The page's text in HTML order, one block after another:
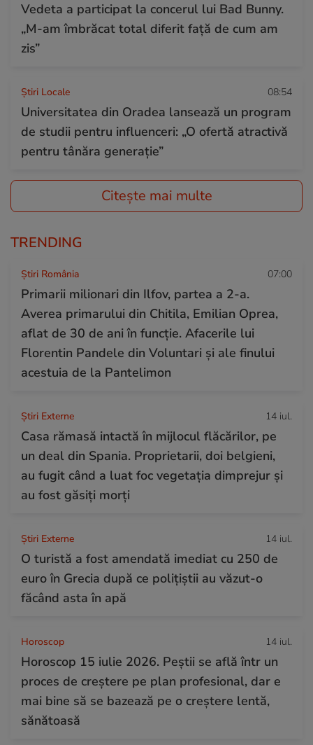
Vedeta a participat la concerul lui Bad Bunny.
„M-am îmbrăcat total diferit față de cum am
zis”
Știri Locale 08:54
Universitatea din Oradea lansează un program
de studii pentru influenceri: „O ofertă atractivă
pentru tânăra generație”
Citește mai multe
TRENDING
Știri România 07:00
Primarii milionari din Ilfov, partea a 2-a.
Averea primarului din Chitila, Emilian Oprea,
aflat de 30 de ani în funcție. Afacerile lui
Florentin Pandele din Voluntari și ale finului
acestuia de la Pantelimon
Știri Externe 14 iul.
Casa rămasă intactă în mijlocul flăcărilor, pe
un deal din Spania. Proprietarii, doi belgieni,
au fugit când a luat foc vegetația dimprejur și
au fost găsiți morți
Știri Externe 14 iul.
O turistă a fost amendată imediat cu 250 de
euro în Grecia după ce polițiștii au văzut-o
făcând asta în apă
Horoscop 14 iul.
Horoscop 15 iulie 2026. Peștii se află într un
proces de creștere pe plan profesional, dar e
mai bine să se bazează pe o creștere lentă,
sănătoasă